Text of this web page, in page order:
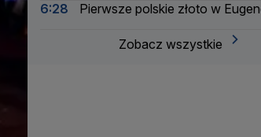
6:28
Pierwsze polskie złoto w
Zobacz wszystkie